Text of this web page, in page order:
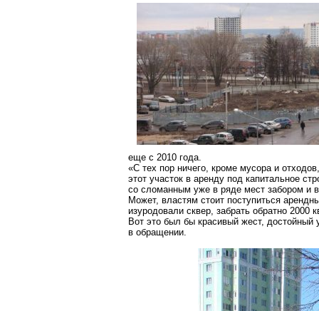
еще с 2010 года.
«С тех пор ничего, кроме мусора и
этот участок в аренду под капитальное
со сломанным уже в ряде мест забором и
Может, властям стоит поступиться
изуродовали сквер, забрать обратно 2000
Вот это был бы красивый жест,
в обращении.